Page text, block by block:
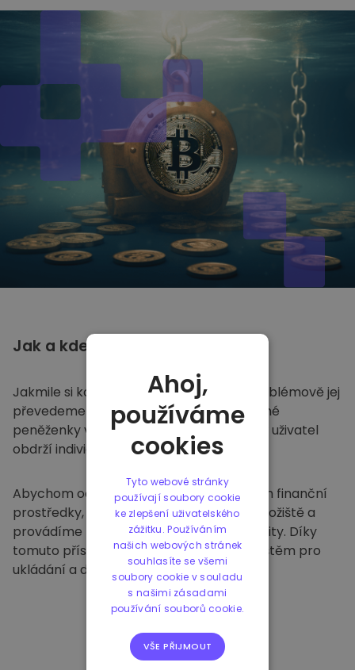
Jak a kde
Jakmile si koupíte na Kriptomatu
, bezproblémově jej
převedeme do vaší vyhrazené a bezpečné
peněženky v rámci naší platformy. Každý uživatel
obdrží individuální peněženku.
Abychom ochránili naše zákazníky a jejich finanční
prostředky, nabízíme bezpečné offline úložiště a
provádíme pravidelné bezpečnostní audity. Díky
tomuto přístupu je naše platforma útočištěm pro
ukládání a dalších kryptoměn.
Ahoj,
používáme
cookies
Tyto webové stránky
používají soubory cookie
ke zlepšení uživatelského
zážitku. Používáním
našich webových stránek
souhlasíte se všemi
soubory cookie v souladu
s našimi zásadami
používání souborů cookie.
VŠE PŘIJMOUT